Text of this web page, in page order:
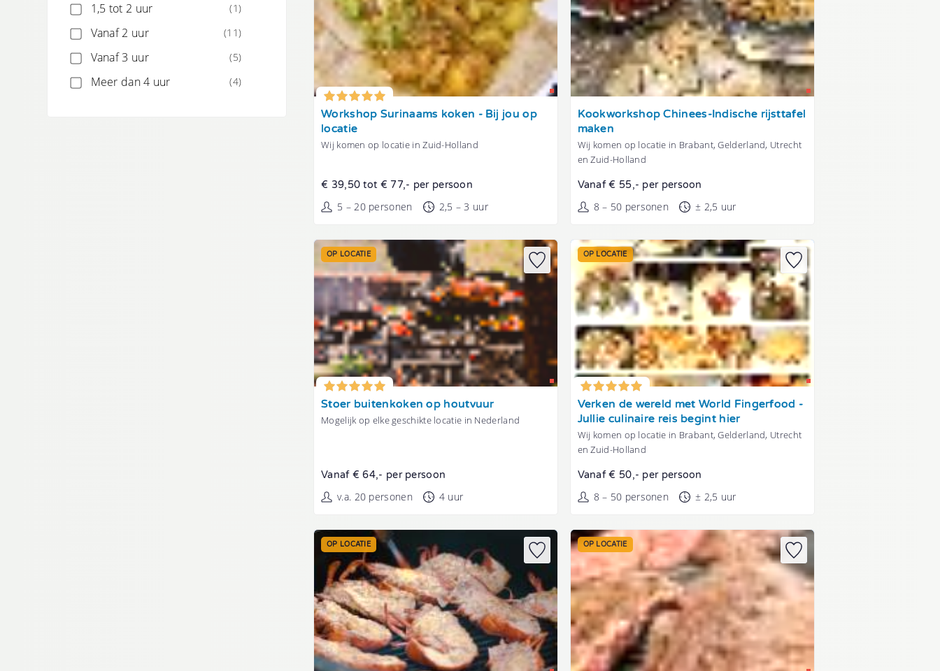
1,5 tot 2 uur (1)
Vanaf 2 uur (11)
Vanaf 3 uur (5)
Meer dan 4 uur (4)
Tonen
Workshop Surinaams koken - Bij jou op
locatie
Wij komen op locatie in Zuid-Holland
€ 39,50 tot € 77,- per persoon
5 – 20 personen 2,5 – 3 uur
Tonen
Kookworkshop Chinees-Indische rijsttafel
maken
Wij komen op locatie in Brabant, Gelderland, Utrecht
en Zuid-Holland
Vanaf € 55,- per persoon
8 – 50 personen ± 2,5 uur
Tonen
OP LOCATIE
Stoer buitenkoken op houtvuur
Mogelijk op elke geschikte locatie in Nederland
Vanaf € 64,- per persoon
v.a. 20 personen 4 uur
Tonen
OP LOCATIE
Verken de wereld met World Fingerfood -
Jullie culinaire reis begint hier
Wij komen op locatie in Brabant, Gelderland, Utrecht
en Zuid-Holland
Vanaf € 50,- per persoon
8 – 50 personen ± 2,5 uur
OP LOCATIE OP LOCATIE